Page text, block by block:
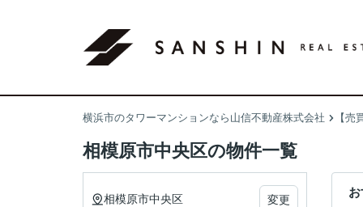
横浜市のタワーマンションなら山信不動産株式会社 【売
相模原市中央区の物件一覧
相模原市中央区 変更